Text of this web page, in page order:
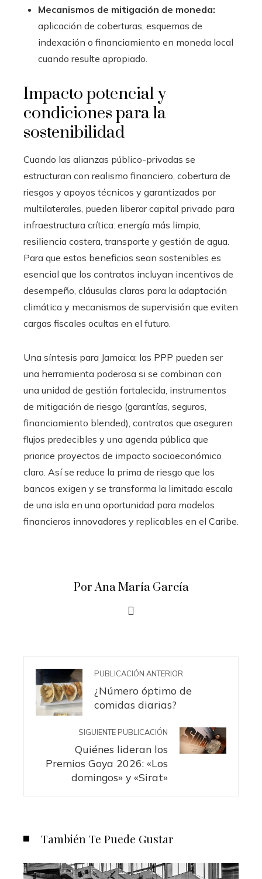
Mecanismos de mitigación de moneda:
aplicación de coberturas, esquemas de
indexación o financiamiento en moneda local
cuando resulte apropiado.
Impacto potencial y
condiciones para la
sostenibilidad
Cuando las alianzas público-privadas se
estructuran con realismo financiero, cobertura de
riesgos y apoyos técnicos y garantizados por
multilaterales, pueden liberar capital privado para
infraestructura crítica: energía más limpia,
resiliencia costera, transporte y gestión de agua.
Para que estos beneficios sean sostenibles es
esencial que los contratos incluyan incentivos de
desempeño, cláusulas claras para la adaptación
climática y mecanismos de supervisión que eviten
cargas fiscales ocultas en el futuro.
Una síntesis para Jamaica: las PPP pueden ser
una herramienta poderosa si se combinan con
una unidad de gestión fortalecida, instrumentos
de mitigación de riesgo (garantías, seguros,
financiamiento blended), contratos que aseguren
flujos predecibles y una agenda pública que
priorice proyectos de impacto socioeconómico
claro. Así se reduce la prima de riesgo que los
bancos exigen y se transforma la limitada escala
de una isla en una oportunidad para modelos
financieros innovadores y replicables en el Caribe.
Por Ana María García
PUBLICACIÓN ANTERIOR
¿Número óptimo de
comidas diarias?
SIGUIENTE PUBLICACIÓN
Quiénes lideran los
Premios Goya 2026: «Los
domingos» y «Sirat»
También Te Puede Gustar